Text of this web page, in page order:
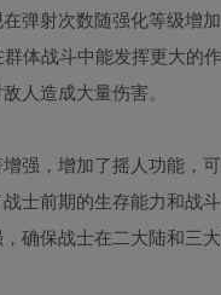
弹射次数随强化等级增
体战斗中能发挥更大的
人造成大量伤害。
强，增加了摇人功能，
士前期的生存能力和战斗
确保战士在二大陆和三